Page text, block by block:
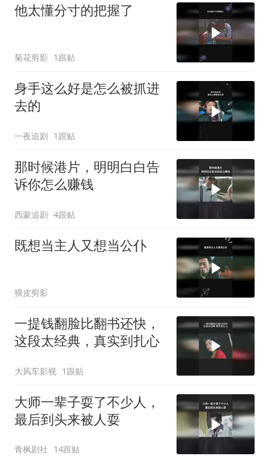
他太懂分寸的把握了
菊花剪影 1跟贴
身手这么好是怎么被抓进
去的
一夜追剧 1跟贴
那时候港片，明明白白告
诉你怎么赚钱
西蒙追剧 4跟贴
既想当主人又想当公仆
猥皮剪影
一提钱翻脸比翻书还快，
这段太经典，真实到扎心
大风车影视 1跟贴
大师一辈子耍了不少人，
最后到头来被人耍
青枫剧社 14跟贴